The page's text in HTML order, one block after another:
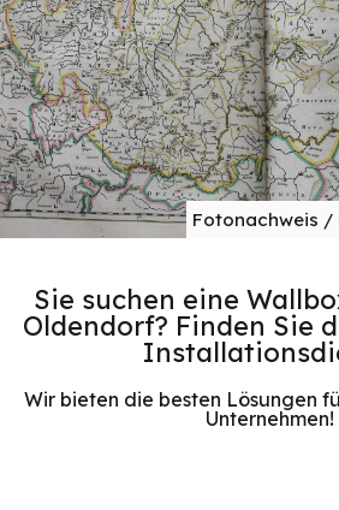
Fotonachweis /
Sie suchen eine
Oldendorf? Finden Sie
Wir bieten die besten Lösungen
Unternehmen!